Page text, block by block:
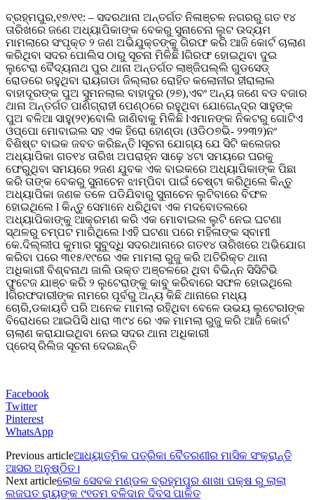
ବ୍ରହ୍ମପୁର,୧୭/୧୧: – ସଦରଥାନା ଅନ୍ତର୍ଗତ ନିଳାଞ୍ଚଳ ନଗରରୁ ଗତ ୧୪
ତାରିଖରେ ଜଣେ ଅଧ୍ୟାପିକାଙ୍କ ବେକରୁ ସୁନାଚେନା ଲୁଟ ଉଦ୍ୟମ
ମାମଲାରେ ସଂପୃକ୍ତ ୨ ଜଣ ଅଭିଯୁକ୍ତଙ୍କୁ ଗିରଫ କରି ଆଜି କୋର୍ଟ ଚାଲାଣ
କରିଥିବା ସଦର ପୋଲିସ ଠାରୁ ସୂଚନା ମିଳିଛି lଗିରଫ ହୋଇଥିବା ଦୁଇ
ଲୁଟେରା ବୈଦ୍ୟନାଥ ପୁର ଥାନା ଅନ୍ତର୍ଗତ ଲାଞ୍ଜିପଲ୍ଲି ଗୁଡସେଡ୍
ରୋଡରେ ରହୁଥିବା ରାୟଗଡା ଜିଲ୍ଲାର ରୋହିତ କଲୋନୀର ହୀରାଲାଲ
ବାହାଦୂରଙ୍କ ପୁଅ ସୁମନଲାଲ ବାହାଦୁର (୨୭),ଏବଂ ଅନ୍ୟ ଜଣେ ବଡ ବଜାର
ଥାନା ଅନ୍ତର୍ଗତ ପାଣିଗ୍ରାହୀ ପେଣ୍ଠରେ ରହୁଥିବା ଯୋଗେନ୍ଦ୍ର ସାହୁଙ୍କ
ପୁଅ ବଳିଆ ସାହୁ(୨୧)ବୋଲି ଜାଣିବାକୁ ମିଳିଛି lଏମାନଙ୍କ ନିକଟରୁ ଗୋଟିଏ
ଓପ୍ପୋ ମୋବାଇଲ ସହ ଏକ ହିରୋ ହୋଣ୍ଡା (ଓଡି୦୭ଭି- ୨୨୩୨)ନଂ
ବିଶିଷ୍ଟ ବାଇକ ଜବତ କରିଛନ୍ତି lସୂଚନା ଯୋଗ୍ୟ ଯେ ସିଟି କଲେଜର
ଅଧ୍ୟାପିକା ଗତ୧୪ ତାରିଖ ଅପରାହ୍ନ ସାଢ଼େ ୪ଟା ସମୟରେ ଘରକୁ
ଫେରୁଥିବା ସମୟରେ ୨ଜଣ ଯୁବକ ଏକ ବାଇକରେ ଅଧ୍ୟାପିକାଙ୍କ ପିଛା
କରି ତାଙ୍କ ବେକରୁ ସୁନାଚେନ ଝାମ୍ପିବା ପାଇଁ ଚେଷ୍ଟା କରିଥିଲେ କିନ୍ତୁ
ଅଧ୍ୟାପିକା ଜଣକ ତଳେ ପଡିଯିବାରୁ ସୁନାଚେନ ଲୁଟିବାରେ ବିଫଳ
ହୋଇଥିଲେ l କିନ୍ତୁ ସେମାନେ ଧରିଥିବା ଏକ ମଦବୋତଲରେ
ଅଧ୍ୟାପିକାଙ୍କୁ ଆକ୍ରମଣ କରି ଏକ ମୋବାଇଲ ଲୁଟି ନେଇ ଘଟଣା
ସ୍ଥଳରୁ ଚମ୍ପଟ ମାରିଥିଲେ lଏହି ଘଟଣା ପରେ ମହିଳାଙ୍କ ସ୍ବାମୀ
କେ.ଦିଲ୍ଲୀପ କୁମାର ସୁବୁଦ୍ଧି ସଦରଥାନାରେ ଗତ୧୪ ତାରିଖରେ ଅଭିଯୋଗ
କରିବା ପରେ ୩୧୫/୧୯ରେ ଏକ ମାମଲା ରୁଜୁ କରି ଅତିରିକ୍ତ ଥାନା
ଅଧିକାରୀ ବିଶ୍ବନାଥ ଜାଲି ଉକ୍ତ ଅଞ୍ଚଳରେ ଥିବା ବିଭିନ୍ନ ସିସିଟିଭି
ଫୁଟେଜ ଯାଞ୍ଚ କରି ୨ ଲୁଟେରାଙ୍କୁ କାବୁ କରିବାରେ ସଫଳ ହୋଇଥିଲେ
lଗିରଫଦାରୀଙ୍କ ନାମରେ ପୂର୍ବରୁ ଅନ୍ୟ କିଛି ଥାନାରେ ମଧ୍ୟ
ଚୋରି,ଡକାୟତି ପରି ଅନେକ ମାମଲା ରହିଥିବା ବେଳେ ଉଭୟ ଲୁଟେରlଙ୍କ
ବିରୋଧରେ ଆଇପିସି ଧାରା ୩୯୪ ରେ ଏକ ମାମଲା ରୁଜୁ କରି ଆଜି କୋର୍ଟ
ଚାଲାଣ କରାଯାଇଥିବା ନେଇ ସଦର ଥାନା ଅଧିକାରୀ
ପ୍ରେସ୍ ରିଲିଜ ସୂଚନା ଦେଇଛନ୍ତି
Facebook
Twitter
Pinterest
WhatsApp
Previous articleଆଧ୍ୟାତ୍ମିକ ପତ୍ରିକା ବୈତରଣୀର ମାସିକ ସଂକ୍ରାନ୍ତି
ଆସର ଅନୁଷ୍ଠିତ।
Next articleଲୋକ ସେବକ ମଣ୍ଡଳ ବ୍ରହ୍ମପୁର ଶାଖା ପକ୍ଷ ରୁ ଲାଲା
ଲଜପତ ରାୟଙ୍କ ୯୧ତମ ବଳିଦାନ ଦିବସ ପାଳିତ